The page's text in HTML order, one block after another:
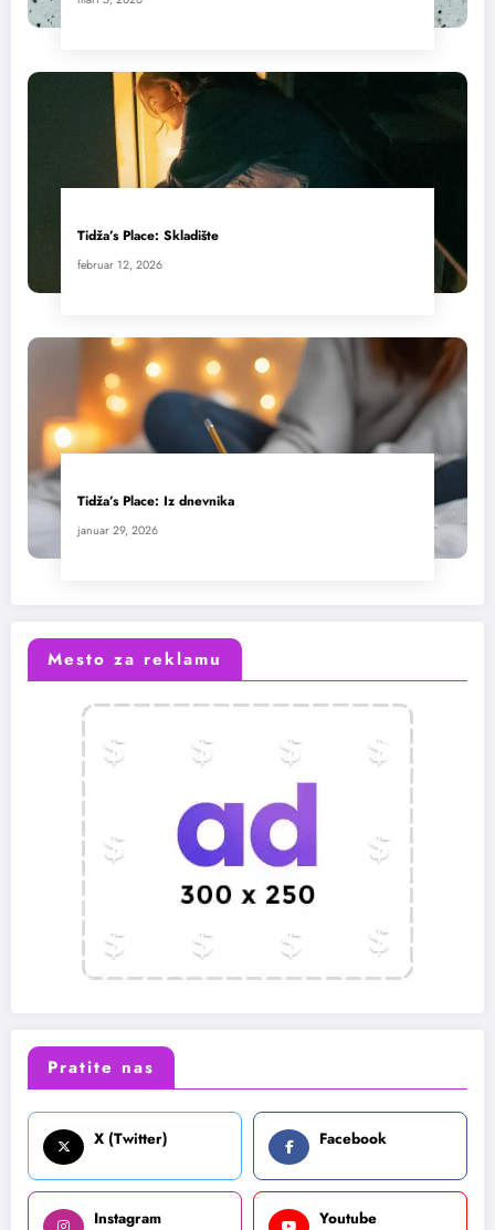
Tidža’s Place: Skladište
februar 12, 2026
Tidža’s Place: Iz dnevnika
januar 29, 2026
Mesto za reklamu
Pratite nas
X (Twitter) Facebook
Instagram Youtube